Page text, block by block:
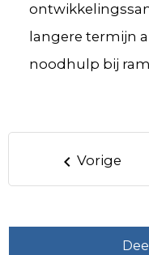
langere termijn
noodhulp bij
keyboard_arrow_left Vorige